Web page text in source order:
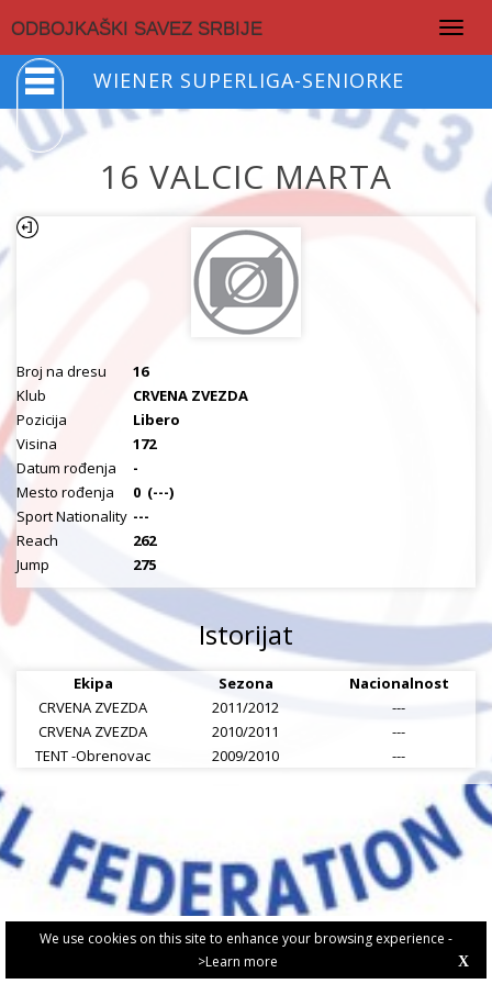
We use cookies on this site to enhance your browsing experience -
>Learn more
X
ODBOJKAŠKI SAVEZ SRBIJE
WIENER SUPERLIGA-SENIORKE
16 VALCIC MARTA
Broj na dresu
16
Klub
CRVENA ZVEZDA
Pozicija
Libero
Visina
172
Datum rođenja
-
Mesto rođenja
0 (---)
Sport Nationality ---
Reach
262
Jump
275
Istorijat
Ekipa Sezona
Nacionalnost
CRVENA ZVEZDA
2011/2012
---
CRVENA ZVEZDA
2010/2011
---
TENT -Obrenovac
2009/2010 ---